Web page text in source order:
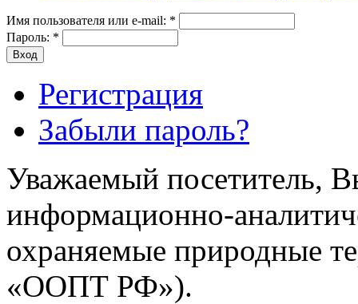
Имя пользователя или e-mail: *
Пароль: *
Регистрация
Забыли пароль?
Уважаемый посетитель,
информационно-
охраняемые природные
«ООПТ РФ»).